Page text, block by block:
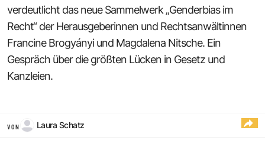
verdeutlicht das neue Sammelwerk „Genderbias im
Recht“ der Herausgeberinnen und Rechtsanwältinnen
Francine Brogyányi und Magdalena Nitsche. Ein
Gespräch über die größten Lücken in Gesetz und
Kanzleien.
VON Laura Schatz